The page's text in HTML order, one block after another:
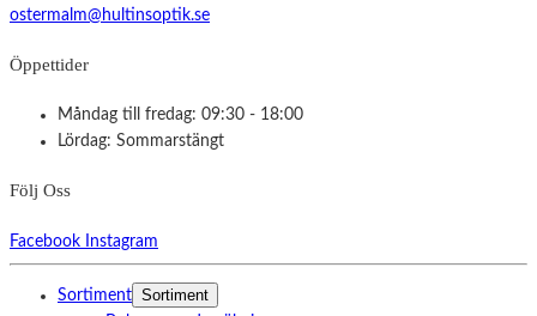
ostermalm@hultinsoptik.se
Öppettider
Måndag till fredag: 09:30 - 18:00
Lördag: Sommarstängt
Följ Oss
Facebook Instagram
Sortiment Sortiment